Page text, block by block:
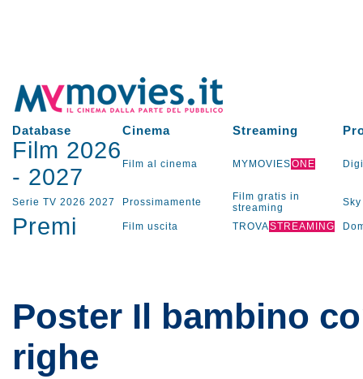
Database Cinema Streaming
Film 2026
- 2027 Film al cinema MYMOVIESONE
Serie TV 2026 2027 Prossimamente
Film gratis in
streaming
Sky
Premi Film uscita TROVASTREAMING
Poster Il bambino
righe